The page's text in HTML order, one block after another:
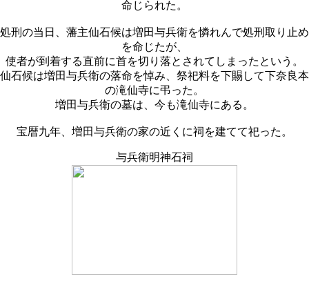
命じられた。
処刑の当日、藩主仙石候は増田与兵衛を憐れんで処刑取り止め
を命じたが、
使者が到着する直前に首を切り落とされてしまったという。
仙石候は増田与兵衛の落命を悼み、祭祀料を下賜して下奈良本
の滝仙寺に弔った。
増田与兵衛の墓は、今も滝仙寺にある。
宝暦九年、増田与兵衛の家の近くに祠を建てて祀った。
与兵衛明神石祠